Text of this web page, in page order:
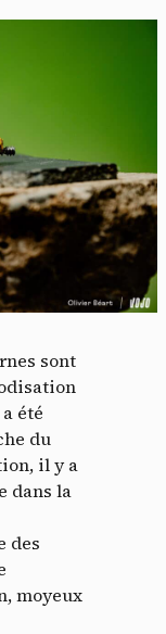
sont
été
du
il y a
dans la
des
moyeux